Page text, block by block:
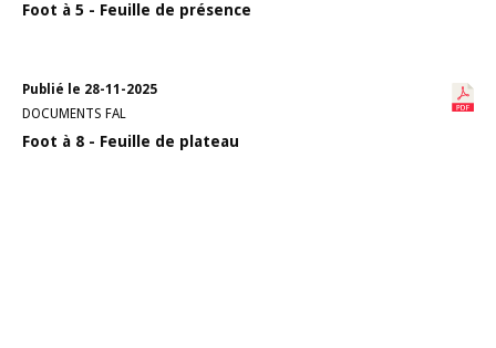
Foot à 5 - Feuille de présence
Publié le 28-11-2025
DOCUMENTS FAL
Foot à 8 - Feuille de plateau